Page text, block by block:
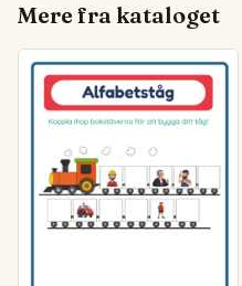
Mere fra kataloget